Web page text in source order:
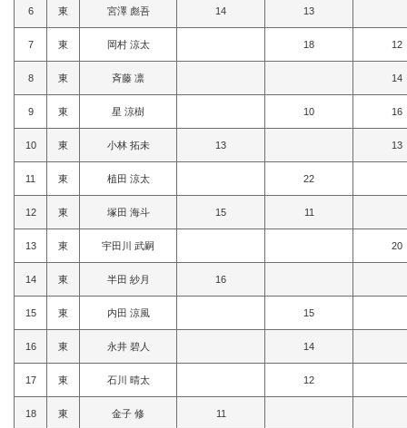
6 東 宮澤 彪吾 14 13
7 東 岡村 涼太 18 12
8 東 斉藤 凛 14
9 東 星 涼樹 10 16
10 東 小林 拓未 13 13
11 東 植田 涼太 22
12 東 塚田 海斗 15 11
13 東 宇田川 武嗣 20
14 東 半田 紗月 16
15 東 内田 涼風 15
16 東 永井 碧人 14
17 東 石川 晴太 12
18 東 金子 修 11